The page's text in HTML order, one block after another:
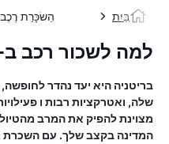
בַּיִת הַשׂכָּרַת רֶכֶב
למה לשכור רכב
בריטניה היא יעד נהדר
שלה, ואטרקציות רבות ו
מצוינת להפיק את המרב
המדינה בקצב שלך. עם השכרת